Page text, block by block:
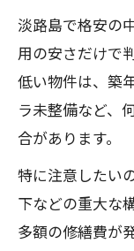
淡路島で格安の
用の安さだけで
低い物件は、築
ラ未整備など、
合があります。
特に注意したい
下などの重大な
多額の修繕費が